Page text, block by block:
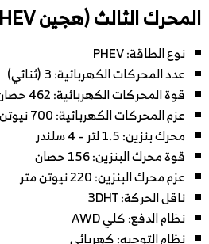
المحرك الثالث (هجين PHEV دفع كلي)
نوع الطاقة: PHEV
عدد المحركات الكهربائية: 3 (ثنائي)
قوة المحركات الكهربائية: 462 حصان
عزم المحركات الكهربائية: 700 نيوتن متر
محرك بنزين: 1.5 لتر – 4 سلندر
قوة محرك البنزين: 156 حصان
عزم محرك البنزين: 220 نيوتن متر
ناقل الحركة: 3DHT
نظام الدفع: كلي AWD
نظام التوجيه: كهربائي